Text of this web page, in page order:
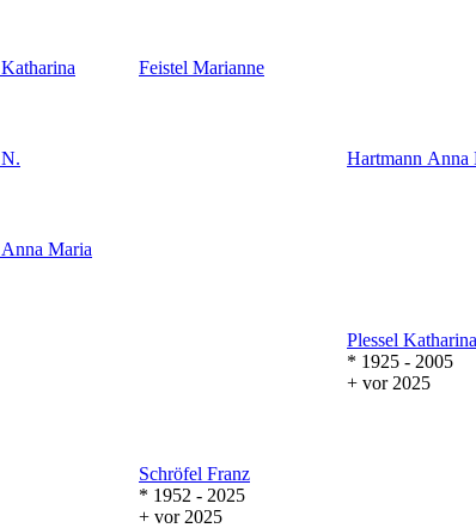
Katharina Feistel Marianne
N. Hartmann Anna
Anna Maria
Plessel Katharina
* 1925 - 2005
+ vor 2025
Schröfel Franz
* 1952 - 2025
+ vor 2025